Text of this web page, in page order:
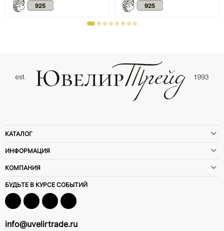
КАТАЛОГ
ИНФОРМАЦИЯ
КОМПАНИЯ
БУДЬТЕ В КУРСЕ СОБЫТИЙ
info@uvelirtrade.ru